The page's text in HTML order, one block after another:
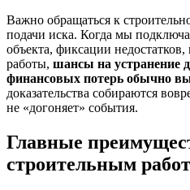
Важно обращаться к
подачи иска. Когда мы
объекта, фиксации
работы, шансы на устранение
финансовых потерь обычно
доказательства собираются
не «догоняет» события.
Главные
строительным